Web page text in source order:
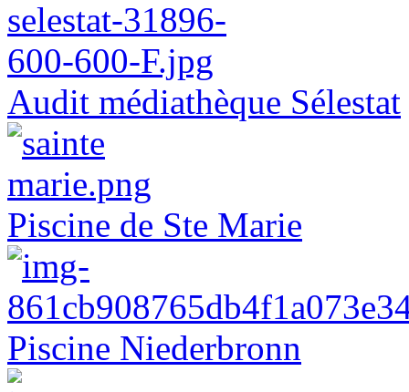
Audit médiathèque Sélestat
Piscine de Ste Marie
Piscine Niederbronn